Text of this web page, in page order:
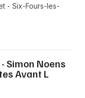
- Six-Fours-les-
Simon Noens
Avant L